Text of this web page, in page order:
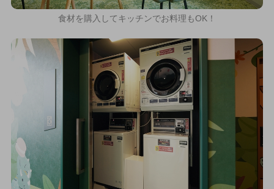
食材を購入してキッチンでお料理もOK！